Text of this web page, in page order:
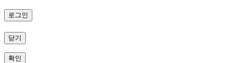
로그인
닫기
확인